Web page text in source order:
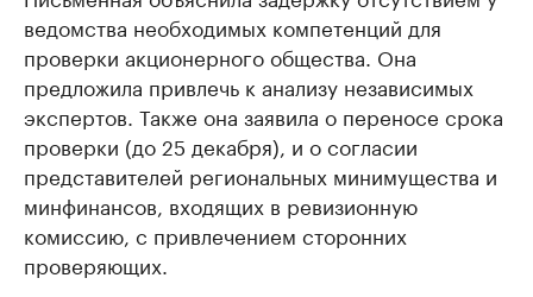
ведомства необходимых компетенций для
проверки акционерного общества. Она
предложила привлечь к анализу независимых
экспертов. Также она заявила о переносе срока
проверки (до 25 декабря), и о согласии
представителей региональных минимущества и
минфинансов, входящих в ревизионную
комиссию, с привлечением сторонних
проверяющих.